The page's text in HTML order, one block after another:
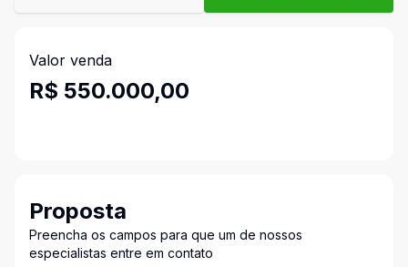
Valor venda
R$ 550.000,00
Proposta
Preencha os campos para que um de nossos
especialistas entre em contato